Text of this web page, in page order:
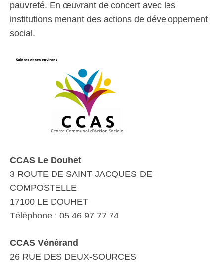
pauvreté. En œuvrant de concert avec les
institutions menant des actions de développement
social.
CCAS Le Douhet
3 ROUTE DE SAINT-JACQUES-DE-
COMPOSTELLE
17100 LE DOUHET
Téléphone : 05 46 97 77 74
CCAS Vénérand
26 RUE DES DEUX-SOURCES